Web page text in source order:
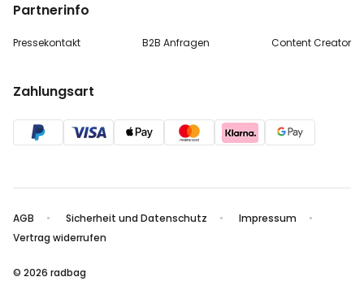
Partnerinfo
Pressekontakt B2B Anfragen Content Creator
Zahlungsart
AGB Sicherheit und Datenschutz
Impressum
Vertrag widerrufen
© 2026 radbag